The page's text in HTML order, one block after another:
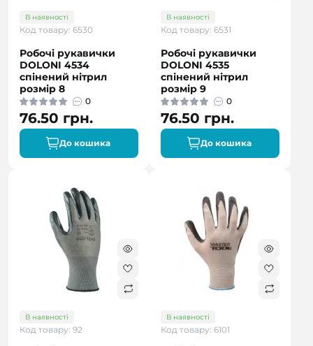
В наявності
Код товару: 6530
Робочі рукавички
DOLONI 4534
спінений нітрил
розмір 8
0
76.50 грн.
До кошика
В наявності
Код товару: 6531
Робочі рукавички
DOLONI 4535
спінений нітрил
розмір 9
0
76.50 грн.
До кошика
В наявності
Код товару: 92
В наявності
Код товару: 6101